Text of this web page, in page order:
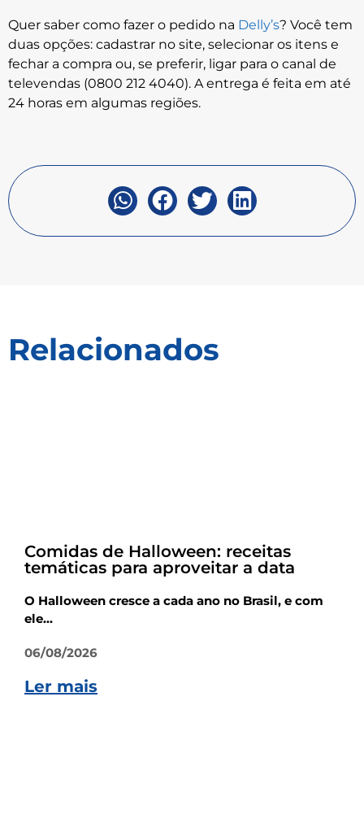
Quer saber como fazer o pedido na Delly’s? Você tem
duas opções: cadastrar no site, selecionar os itens e
fechar a compra ou, se preferir, ligar para o canal de
televendas (0800 212 4040). A entrega é feita em até
24 horas em algumas regiões.
Relacionados
Comidas de Halloween: receitas
temáticas para aproveitar a data
O Halloween cresce a cada ano no Brasil, e com
ele...
06/08/2026
Ler mais